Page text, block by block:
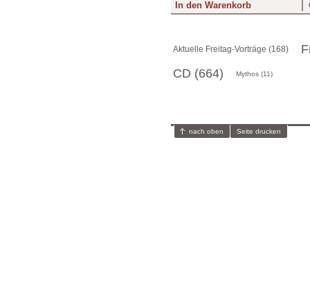
Aktuelle Freitag-Vorträge (168)
CD (664)
Mythos (11)
nach oben Seite drucken